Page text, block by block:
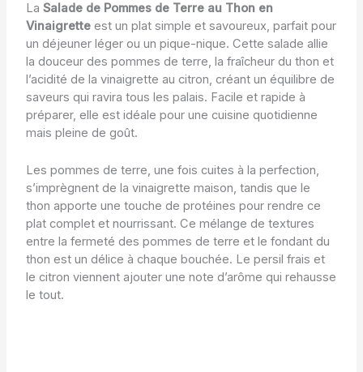
La Salade de Pommes de Terre au Thon en
Vinaigretteest un plat simple et savoureux, parfait pour
un déjeuner léger ou un pique-nique. Cette salade allie
la douceur des pommes de terre, la fraîcheur du thon et
l’acidité de la vinaigrette au citron, créant un équilibre de
saveurs qui ravira tous les palais. Facile et rapide à
préparer, elle est idéale pour une cuisine quotidienne
mais pleine de goût.
Les pommes de terre, une fois cuites à la perfection,
s’imprègnent de la vinaigrette maison, tandis que le
thon apporte une touche de protéines pour rendre ce
plat complet et nourrissant. Ce mélange de textures
entre la fermeté des pommes de terre et le fondant du
thon est un délice à chaque bouchée. Le persil frais et
le citron viennent ajouter une note d’arôme qui rehausse
le tout.